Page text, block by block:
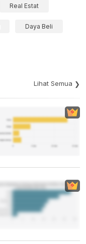
Real Estat
Daya Beli
Lihat Semua